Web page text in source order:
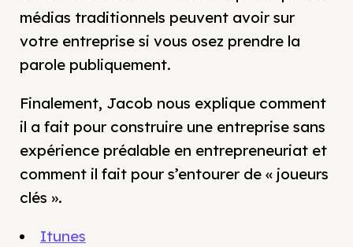
médias traditionnels peuvent avoir sur
votre entreprise si vous osez prendre la
parole publiquement.
Finalement, Jacob nous explique comment
il a fait pour construire une entreprise sans
expérience préalable en entrepreneuriat et
comment il fait pour s’entourer de « joueurs
clés ».
Itunes